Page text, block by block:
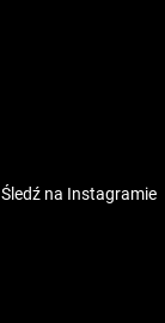
Śledź na Instagramie